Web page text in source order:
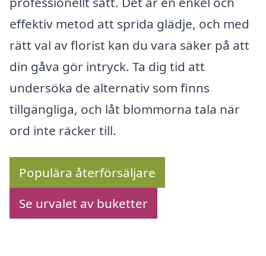
effektiv metod att sprida glädje, och med
rätt val av florist kan du vara säker på att
din gåva gör intryck. Ta dig tid att
undersöka de alternativ som finns
tillgängliga, och låt blommorna tala när
ord inte räcker till.
Populära återförsäljare
Se urvalet av buketter